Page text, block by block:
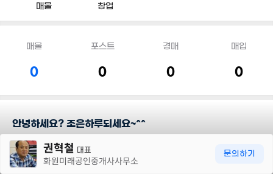
매물 창업
매물
0
포스트
0
경매
0
매입
0
안녕하세요? 조은하루되세요~^^
담당지역권혁철 대표
화원미래공인중개사사무소
문의하기